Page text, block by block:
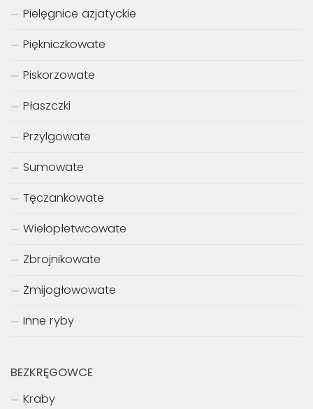
Pielęgnice azjatyckie
Piękniczkowate
Piskorzowate
Płaszczki
Przylgowate
Sumowate
Tęczankowate
Wielopłetwcowate
Zbrojnikowate
Żmijogłowowate
Inne ryby
BEZKRĘGOWCE
Kraby